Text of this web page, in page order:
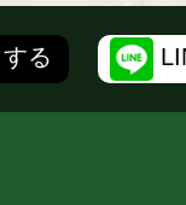
る